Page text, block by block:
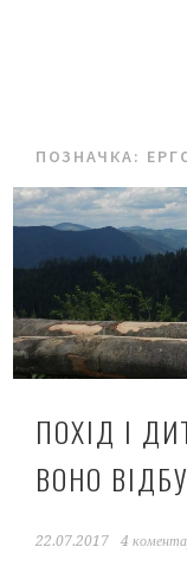
ПОЗНАЧКА:
ПОХІД І
ВОНО
22.07.2017 4